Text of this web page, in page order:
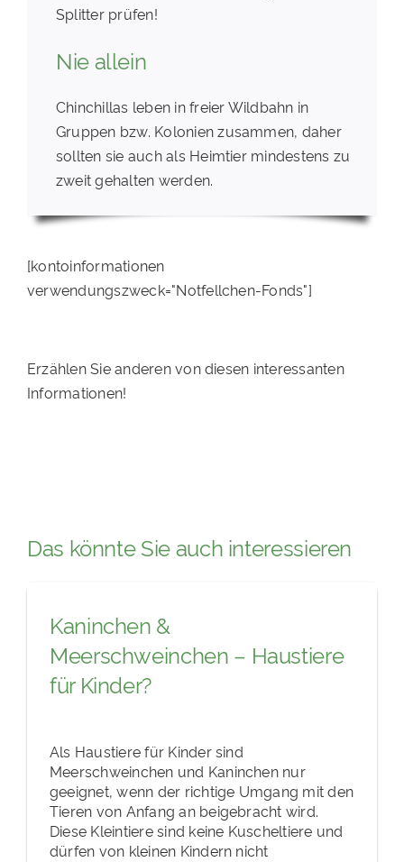
Splitter prüfen!
Nie allein
Chinchillas leben in freier Wildbahn in
Gruppen bzw. Kolonien zusammen, daher
sollten sie auch als Heimtier mindestens zu
zweit gehalten werden.
[kontoinformationen
verwendungszweck="Notfellchen-Fonds"]
Erzählen Sie anderen von diesen interessanten
Informationen!
Das könnte Sie auch interessieren
Kaninchen &
Meerschweinchen – Haustiere
für Kinder?
Als Haustiere für Kinder sind
Meerschweinchen und Kaninchen nur
geeignet, wenn der richtige Umgang mit den
Tieren von Anfang an beigebracht wird.
Diese Kleintiere sind keine Kuscheltiere und
dürfen von kleinen Kindern nicht